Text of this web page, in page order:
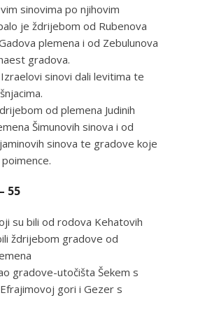
sinovima po njihovim
je ždrijebom od Rubenova
plemena i od Zebulunova
gradova.
sinovi dali levitima te
od plemena Judinih
Šimunovih sinova i od
sinova te gradove koje
55
su bili od rodova Kehatovih
ždrijebom gradove od
gradove-utočišta Šekem s
gori i Gezer s